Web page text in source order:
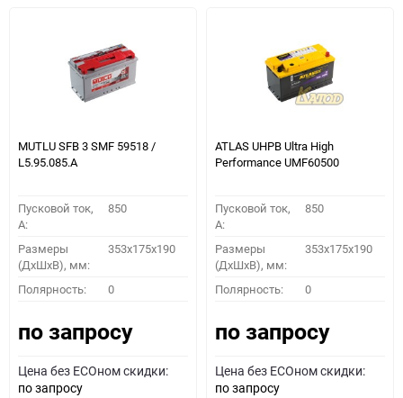
MUTLU SFB 3 SMF 59518 /
L5.95.085.A
Пусковой ток,
A:
850
Размеры
(ДхШхВ), мм:
353x175x190
Полярность: 0
по запросу
Цена без ECOном скидки:
по запросу
ATLAS UHPB Ultra High
Performance UMF60500
Пусковой ток,
A:
850
Размеры
(ДхШхВ), мм:
353x175x190
Полярность: 0
по запросу
Цена без ECOном скидки:
по запросу